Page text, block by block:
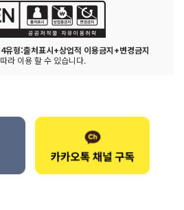
유형:출처표시+상업적 이용금지+변경금지
라 이용 할 수 있습니다.